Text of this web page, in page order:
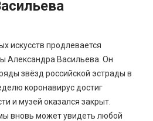
искусств продлевается
Александра Васильева. Он
звёзд российской эстрады в
коронавирус достиг
и музей оказался закрыт.
вновь может увидеть любой